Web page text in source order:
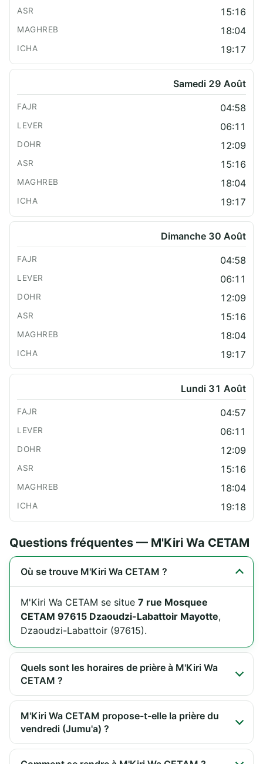
15:16
18:04
19:17
Samedi 29 Août
04:58
06:11
12:09
15:16
18:04
19:17
Dimanche 30 Août
04:58
06:11
12:09
15:16
18:04
19:17
Lundi 31 Août
04:57
06:11
12:09
15:16
18:04
19:18
Questions fréquentes — M'Kiri Wa CETAM
Où se trouve M'Kiri Wa CETAM ?
M'Kiri Wa CETAM se situe 7 rue Mosquee
CETAM 97615 Dzaoudzi-Labattoir Mayotte,
Dzaoudzi-Labattoir (97615).
Quels sont les horaires de prière à M'Kiri Wa
CETAM ?
M'Kiri Wa CETAM propose-t-elle la prière du
vendredi (Jumu'a) ?